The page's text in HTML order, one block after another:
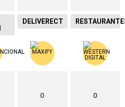
DELIVERECT
0 0